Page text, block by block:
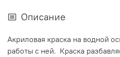
Описание
Акриловая краска на водной
работы с ней. Краска